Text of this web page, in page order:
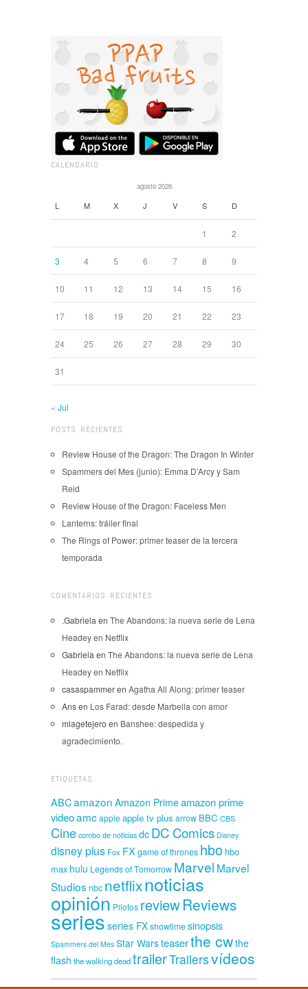
CALENDARIO
agosto 2026
L M X J V S D
1 2
3 4 5 6 7 8 9
10 11 12 13 14 15 16
17 18 19 20 21 22 23
24 25 26 27 28 29 30
31
« Jul
POSTS RECIENTES
Review House of the Dragon: The Dragon In Winter
Spammers del Mes (junio): Emma D’Arcy y Sam
Reid
Review House of the Dragon: Faceless Men
Lanterns: tráiler final
The Rings of Power: primer teaser de la tercera
temporada
COMENTARIOS RECIENTES
.Gabriela en The Abandons: la nueva serie de Lena
Headey en Netflix
Gabriela en The Abandons: la nueva serie de Lena
Headey en Netflix
casaspammeren Agatha All Along: primer teaser
Ansen Los Farad: desde Marbella con amor
mlagetejero en Banshee: despedida y
agradecimiento.
ETIQUETAS
ABCamazon Amazon Primeamazon prime
videoamcapple apple tv plus arrow BBC CBS
Cine combo de noticias dcDC Comics Disney
disney plus Fox FX game of thrones hbo hbo
max hulu Legends of Tomorrow Marvel Marvel
Studios nbc netflixnoticias
opinión Pilotos reviewReviews
series series FXshowtimesinopsis
Spammers del Mes Star Warsteaserthe cwthe
flash the walking deadtrailerTrailersvídeos